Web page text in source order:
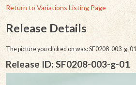
Return to Variations Listing Page
Release Details
The picture you clicked on was: SF0208-003-g-01
Release ID: SF0208-003-g-01